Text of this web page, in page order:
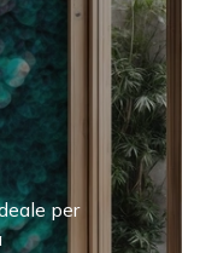
per